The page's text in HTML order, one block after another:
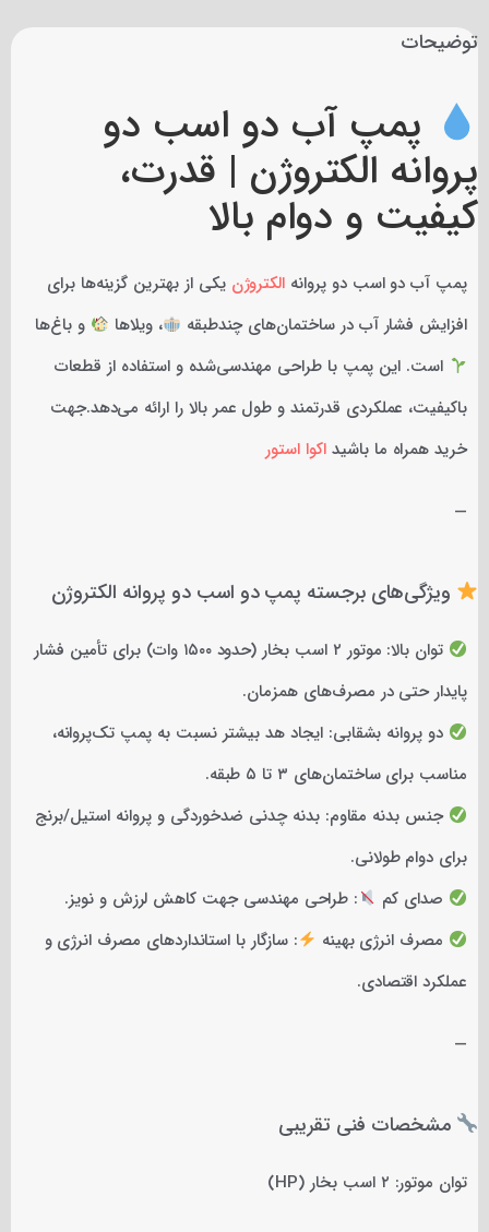
توضیحات
پمپ آب دو اسب دو
پروانه الکتروژن | قدرت،
کیفیت و دوام بالا
پمپ آب دو اسب دو پروانه الکتروژن یکی از بهترین گزینه‌ها برای
افزایش فشار آب در ساختمان‌های چندطبقه
، ویلاها
و باغ‌ها
است. این پمپ با طراحی مهندسی‌شده و استفاده از قطعات
باکیفیت، عملکردی قدرتمند و طول عمر بالا را ارائه می‌دهد.جهت
خرید همراه ما باشید اکوا استور
—
ویژگی‌های برجسته پمپ دو اسب دو پروانه الکتروژن
توان بالا: موتور ۲ اسب بخار (حدود ۱۵۰۰ وات) برای تأمین فشار
پایدار حتی در مصرف‌های همزمان.
دو پروانه بشقابی: ایجاد هد بیشتر نسبت به پمپ تک‌پروانه،
مناسب برای ساختمان‌های ۳ تا ۵ طبقه.
جنس بدنه مقاوم: بدنه چدنی ضدخوردگی و پروانه استیل/برنج
برای دوام طولانی.
صدای کم
: طراحی مهندسی جهت کاهش لرزش و نویز.
مصرف انرژی بهینه
: سازگار با استانداردهای مصرف انرژی و
عملکرد اقتصادی.
—
مشخصات فنی تقریبی
توان موتور: ۲ اسب بخار (HP)